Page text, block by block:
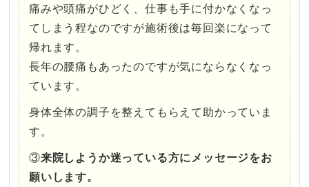
痛みや頭痛がひどく、仕事も手に付かなくなっ
てしまう程なのですが施術後は毎回楽になって
帰れます。
長年の腰痛もあったのですが気にならなくなっ
ています。
身体全体の調子を整えてもらえて助かっていま
す。
③来院しようか迷っている方にメッセージをお
願いします。